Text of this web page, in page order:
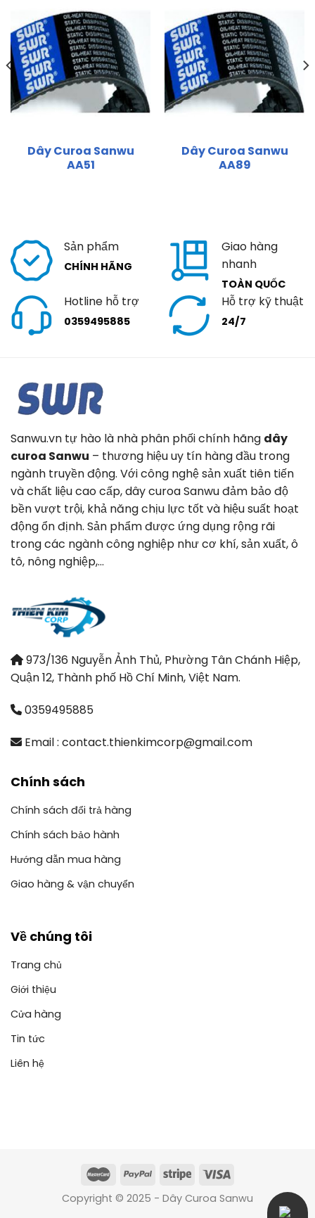
Dây Curoa Sanwu
AA51
Dây Curoa Sanwu
AA89
Sản phẩm
CHÍNH HÃNG
Giao hàng
nhanh
TOÀN QUỐC
Hotline hỗ trợ
0359495885
Hỗ trợ kỹ thuật
24/7
Sanwu.vn tự hào là nhà phân phối chính hãng dây
curoa Sanwu – thương hiệu uy tín hàng đầu trong
ngành truyền động. Với công nghệ sản xuất tiên tiến
và chất liệu cao cấp, dây curoa Sanwu đảm bảo độ
bền vượt trội, khả năng chịu lực tốt và hiệu suất hoạt
động ổn định. Sản phẩm được ứng dụng rộng rãi
trong các ngành công nghiệp như cơ khí, sản xuất, ô
tô, nông nghiệp,…
973/136 Nguyễn Ảnh Thủ, Phường Tân Chánh Hiệp,
Quận 12, Thành phố Hồ Chí Minh, Việt Nam.
0359495885
Email : contact.thienkimcorp@gmail.com
Chính sách
Chính sách đổi trả hàng
Chính sách bảo hành
Hướng dẫn mua hàng
Giao hàng & vận chuyển
Về chúng tôi
Trang chủ
Giới thiệu
Cửa hàng
Tin tức
Liên hệ
Copyright © 2025 - Dây Curoa Sanwu